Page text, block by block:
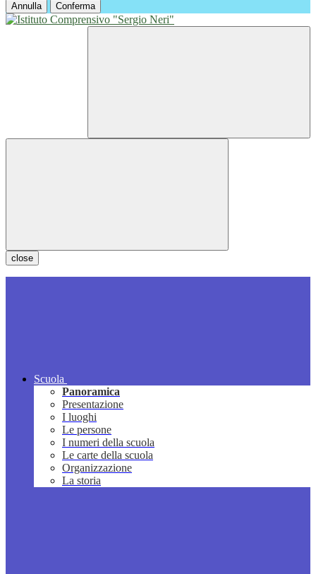
Annulla Conferma
close
Scuola
Panoramica
Presentazione
I luoghi
Le persone
I numeri della scuola
Le carte della scuola
Organizzazione
La storia